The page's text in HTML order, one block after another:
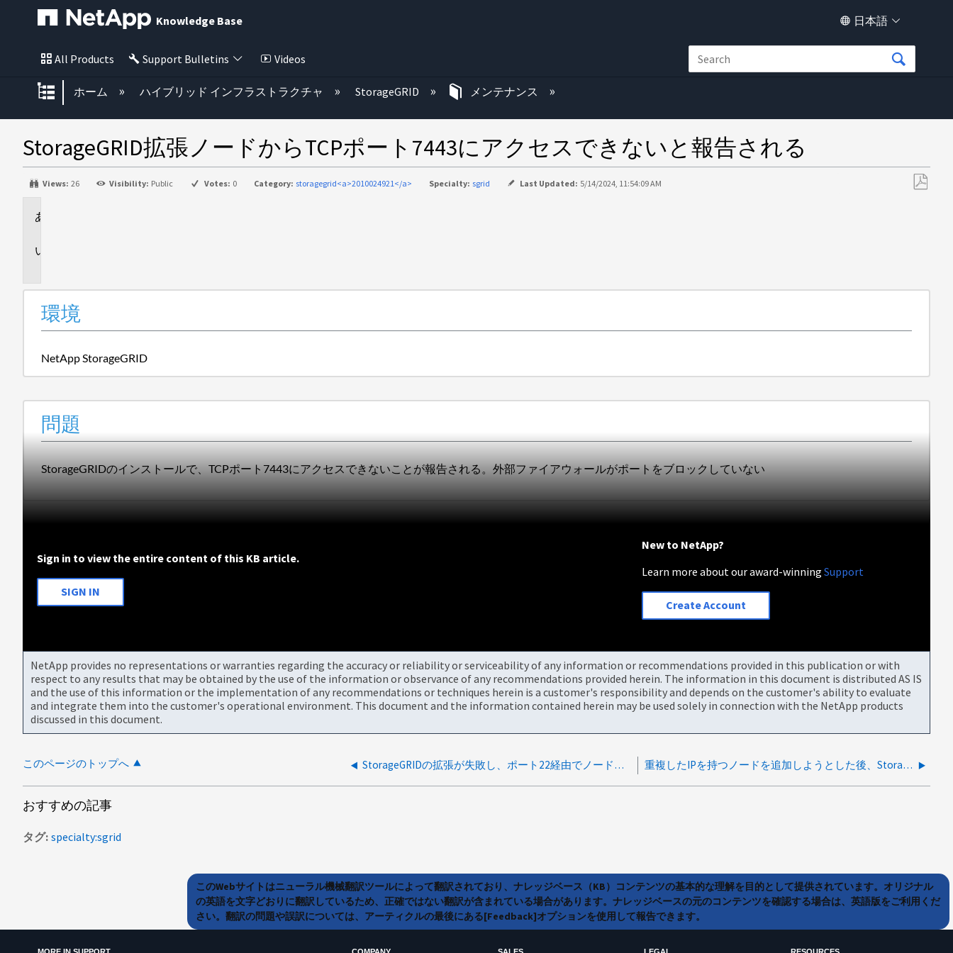
Knowledge Base 日本語
All Products Support Bulletins Videos
グローバル階層を展開/折りたたむ
ホーム ハイブリッド インフラストラクチャ StorageGRID メンテナンス
StorageGRID拡張ノードからTCPポート7443にアクセスできないと報告される
Views: 26 Visibility: Public Votes: 0 Category: storagegrid<a>2010024921</a> Specialty: sgrid Last Updated: 5/14/2024, 11:54:09 AM
環境
NetApp StorageGRID
問題
StorageGRIDのインストールで、TCPポート7443にアクセスできないことが報告される。外部ファイアウォールがポートをブロックしていない
Sign in to view the entire content of this KB article.
SIGN IN
New to NetApp?
Learn more about our award-winningSupport
Create Account
NetApp provides no representations or warranties regarding the accuracy or reliability or serviceability of any information or recommendations provided in this publication or with
respect to any results that may be obtained by the use of the information or observance of any recommendations provided herein. The information in this document is distributed AS IS
and the use of this information or the implementation of any recommendations or techniques herein is a customer's responsibility and depends on the customer's ability to evaluate
and integrate them into the customer's operational environment. This document and the information contained herein may be used solely in connection with the NetApp products
discussed in this document.
このページのトップへ StorageGRIDの拡張が失敗し、ポート22経由でノードに接続できない 重複したIPを持つノードを追加しようとした後、StorageGRIDの拡張が停止しました
おすすめの記事
タグ specialty:sgrid
このWebサイトはニューラル機械翻訳ツールによって翻訳されており、ナレッジベース（KB）コンテンツの基本的な理解を目的として提供されています。オリジナル
の英語を文字どおりに翻訳しているため、正確ではない翻訳が含まれている場合があります。ナレッジベースの元のコンテンツを確認する場合は、英語版をご利用くだ
さい。翻訳の問題や誤訳については、アーティクルの最後にある[Feedback]オプションを使用して報告できます。